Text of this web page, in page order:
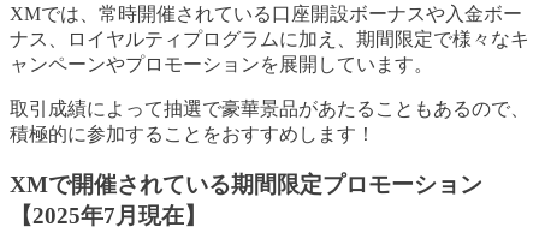
XMでは、常時開催されている口座開設ボーナスや入金ボー
ナス、ロイヤルティプログラムに加え、期間限定で様々なキ
ャンペーンやプロモーションを展開しています。
取引成績によって抽選で豪華景品があたることもあるので、
積極的に参加することをおすすめします！
XMで開催されている期間限定プロモーション
【2025年7月現在】